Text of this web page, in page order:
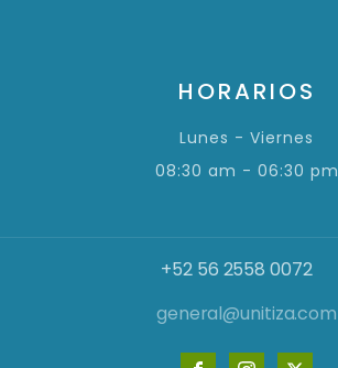
HORARIOS
Lunes - Viernes
08:30 am - 06:30 pm
+52 56 2558 0072
general@unitiza.com